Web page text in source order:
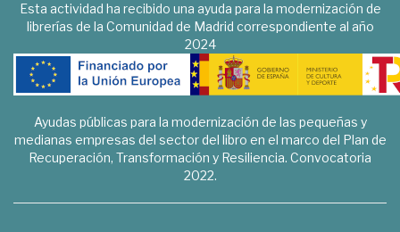
Esta actividad ha recibido una ayuda para la modernización de
librerías de la Comunidad de Madrid correspondiente al año
2024
Ayudas públicas para la modernización de las pequeñas y
medianas empresas del sector del libro en el marco del Plan de
Recuperación, Transformación y Resiliencia. Convocatoria
2022.